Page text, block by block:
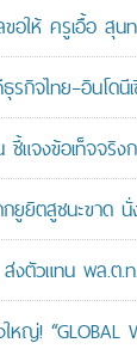
อให้ ครูเอื้อ สุนท
ธุรกิจไทย–อินโ
ชี้แจงข้อเท็จจริ
กยูยิตสูชนะขาด
งตัวแทน พล.ต.
หญ่! “GLOBAL